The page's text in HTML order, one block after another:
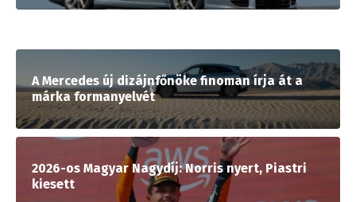
A Mercedes új dizájnfőnöke finoman írja át a
márka formanyelvét
2026-os Magyar Nagydíj: Norris nyert, Piastri
kiesett